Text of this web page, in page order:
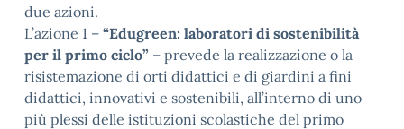
due azioni.
L’azione 1 – “Edugreen: laboratori di sostenibilità
per il primo ciclo” – prevede la realizzazione o la
risistemazione di orti didattici e di giardini a fini
didattici, innovativi e sostenibili, all’interno di uno
più plessi delle istituzioni scolastiche del primo